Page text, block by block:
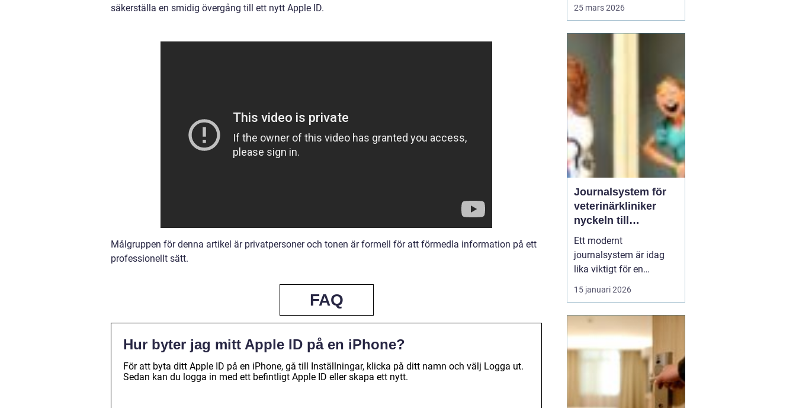
säkerställa en smidig övergång till ett nytt Apple ID.
Målgruppen för denna artikel är privatpersoner och tonen är formell för att förmedla information på ett
professionellt sätt.
FAQ
Hur byter jag mitt Apple ID på en iPhone?
För att byta ditt Apple ID på en iPhone, gå till Inställningar, klicka på ditt namn och välj Logga ut.
Sedan kan du logga in med ett befintligt Apple ID eller skapa ett nytt.
fokus, sammanhållning
och ny energ...
25 mars 2026
Journalsystem för
veterinärkliniker
nyckeln till
smidigare vardag
och säkrare vård
Ett modernt
journalsystem är idag
lika viktigt för en
veterinärklinik som
röntgenutrustning och
kundkontakt och
administration samlas i
samma digitala flöde blir
arbetet både snabbare
djurägaren märks det
15 januari 2026